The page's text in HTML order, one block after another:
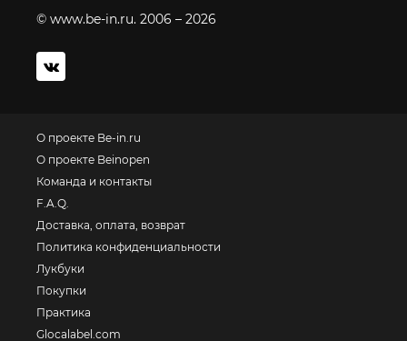
© www.be-in.ru. 2006 – 2026
О проекте Be-in.ru
О проекте Beinopen
Команда и контакты
F.A.Q.
Доставка, оплата, возврат
Политика конфиденциальности
Лукбуки
Покупки
Практика
Glocalabel.com